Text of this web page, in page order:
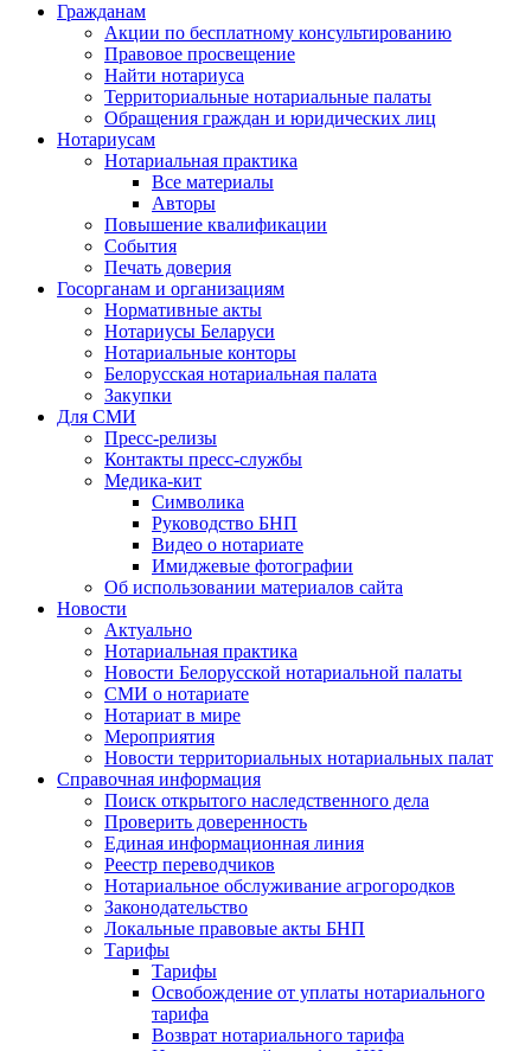
Гражданам
Акции по бесплатному консультированию
Правовое просвещение
Найти нотариуса
Территориальные нотариальные палаты
Обращения граждан и юридических лиц
Нотариусам
Нотариальная практика
Все материалы
Авторы
Повышение квалификации
События
Печать доверия
Госорганам и организациям
Нормативные акты
Нотариусы Беларуси
Нотариальные конторы
Белорусская нотариальная палата
Закупки
Для СМИ
Пресс-релизы
Контакты пресс-службы
Медика-кит
Символика
Руководство БНП
Видео о нотариате
Имиджевые фотографии
Об использовании материалов сайта
Новости
Актуально
Нотариальная практика
Новости Белорусской нотариальной палаты
СМИ о нотариате
Нотариат в мире
Мероприятия
Новости территориальных нотариальных палат
Справочная информация
Поиск открытого наследственного дела
Проверить доверенность
Единая информационная линия
Реестр переводчиков
Нотариальное обслуживание агрогородков
Законодательство
Локальные правовые акты БНП
Тарифы
Тарифы
Освобождение от уплаты нотариального
тарифа
Возврат нотариального тарифа